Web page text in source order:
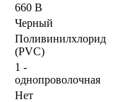
660 В
Черный
Поливинилхлорид
(PVC)
1 -
однопроволочная
Нет